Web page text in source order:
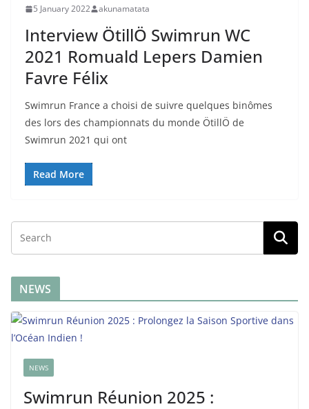
5 January 2022 akunamatata
Interview ÖtillÖ Swimrun WC
2021 Romuald Lepers Damien
Favre Félix
Swimrun France a choisi de suivre quelques binômes
des lors des championnats du monde ÖtillÖ de
Swimrun 2021 qui ont
Read More
NEWS
NEWS
Swimrun Réunion 2025 :